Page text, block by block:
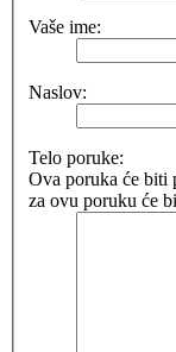
Vaše ime:
Naslov:
Telo poruke:
Ova poruka će biti
za ovu poruku će